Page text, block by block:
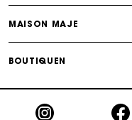
MAISON MAJE
BOUTIQUEN